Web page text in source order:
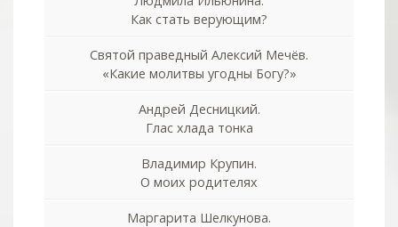
Как стать верующим?
Святой праведный Алексий Мечёв.
«Какие молитвы угодны Богу?»
Андрей Десницкий.
Глас хлада тонка
Владимир Крупин.
О моих родителях
Маргарита Шелкунова.